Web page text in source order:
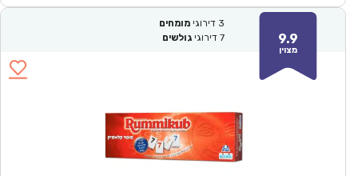
9.9
מצוין
3 דירוגי מומחים
7 דירוגי גולשים